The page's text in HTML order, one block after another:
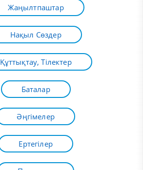
Жаңылтпаштар
Нақыл Сөздер
Құттықтау, Тілектер
Баталар
Әңгімелер
Ертегілер